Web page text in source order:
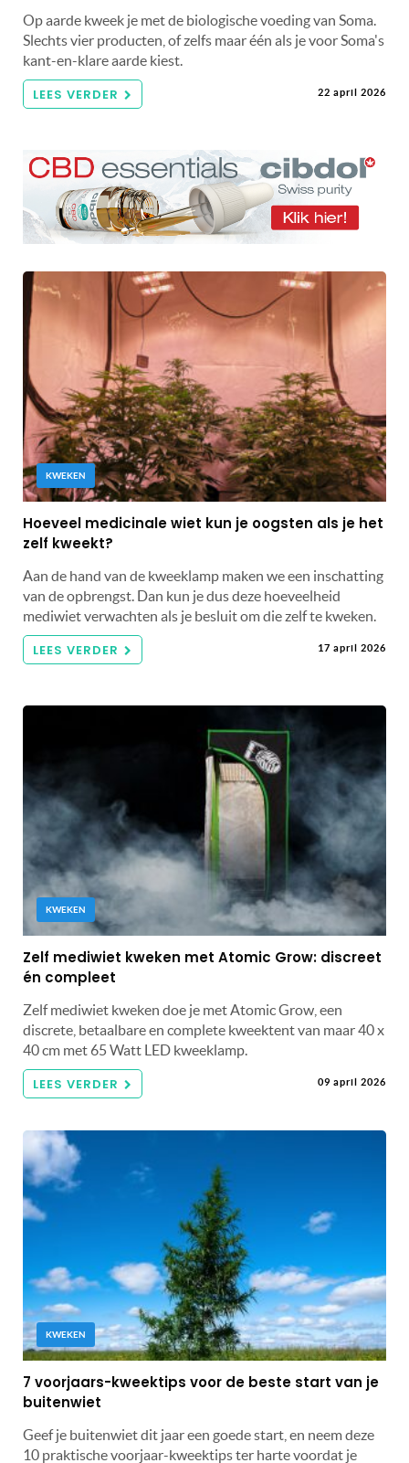
Op aarde kweek je met de biologische voeding van Soma.
Slechts vier producten, of zelfs maar één als je voor Soma's
kant-en-klare aarde kiest.
LEES VERDER 22 april 2026
KWEKEN
Hoeveel medicinale wiet kun je oogsten als je het
zelf kweekt?
Aan de hand van de kweeklamp maken we een inschatting
van de opbrengst. Dan kun je dus deze hoeveelheid
mediwiet verwachten als je besluit om die zelf te kweken.
LEES VERDER 17 april 2026
KWEKEN
Zelf mediwiet kweken met Atomic Grow: discreet
én compleet
Zelf mediwiet kweken doe je met Atomic Grow, een
discrete, betaalbare en complete kweektent van maar 40 x
40 cm met 65 Watt LED kweeklamp.
LEES VERDER 09 april 2026
KWEKEN
7 voorjaars-kweektips voor de beste start van je
buitenwiet
Geef je buitenwiet dit jaar een goede start, en neem deze
10 praktische voorjaar-kweektips ter harte voordat je